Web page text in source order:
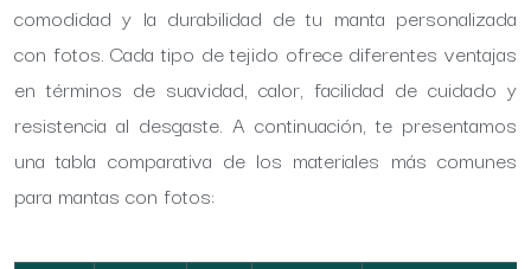
comodidad y la durabilidad de tu manta personalizada
con fotos. Cada tipo de tejido ofrece diferentes ventajas
en términos de suavidad, calor, facilidad de cuidado y
resistencia al desgaste. A continuación, te presentamos
una tabla comparativa de los materiales más comunes
para mantas con fotos: